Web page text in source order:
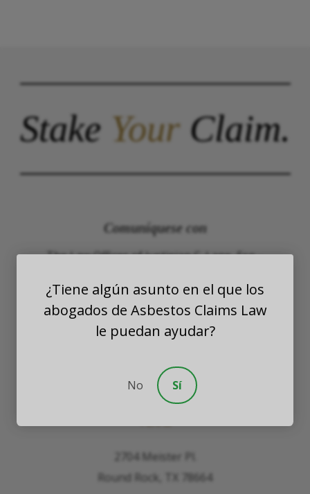
StakeYourClaim.
Comuníquese con
The Law Offices of Justinian C. Lane, Esq –
WASHINGTON
Suite 200
Redmond, Washington 98052
2704 Meister Pl.
Round Rock, TX 78664
¿Tiene algún asunto en el que los
abogados de Asbestos Claims Law
le puedan ayudar?
No Sí